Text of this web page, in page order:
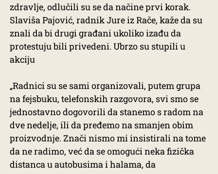
zdravlje, odlučili su se da načine prvi korak.
Slaviša Pajović, radnik Jure iz Rače, kaže da su
znali da bi drugi građani ukoliko izađu da
protestuju bili privedeni. Ubrzo su stupili u
akciju
„Radnici su se sami organizovali, putem grupa
na fejsbuku, telefonskih razgovora, svi smo se
jednostavno dogovorili da stanemo s radom na
dve nedelje, ili da pređemo na smanjen obim
proizvodnje. Znači nismo mi insistirali na tome
da ne radimo, već da se omogući neka fizička
distanca u autobusima i halama, da